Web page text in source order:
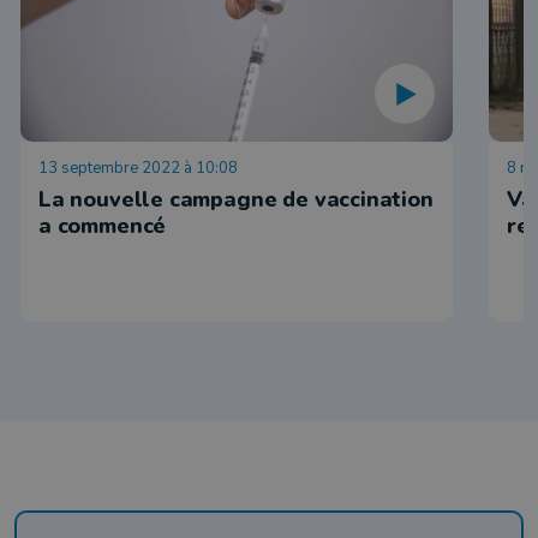
13 septembre 2022 à 10:08
La nouvelle campagne de vaccination
a commencé
8